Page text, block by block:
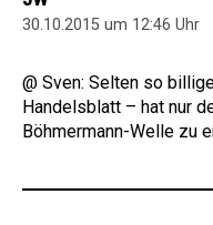
30.10.2015 um 12:46 Uhr
@ Sven: Selten so
Handelsblatt – hat nur
Böhmermann-Welle zu